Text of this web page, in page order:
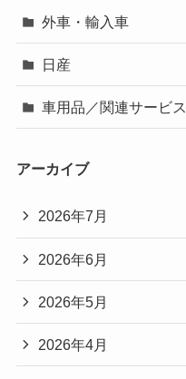
外車・輸入車
日産
車用品／関連サービス
アーカイブ
2026年7月
2026年6月
2026年5月
2026年4月